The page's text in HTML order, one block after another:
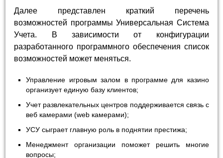
Далее представлен краткий перечень
возможностей программы Универсальная Система
Учета. В зависимости от конфигурации
разработанного программного обеспечения список
возможностей может меняться.
Управление игровым залом в программе для казино
организует единую базу клиентов;
Учет развлекательных центров поддерживается связь с
веб камерами (web камерами);
УСУ сыграет главную роль в поднятии престижа;
Менеджмент организации поможет решить многие
вопросы;